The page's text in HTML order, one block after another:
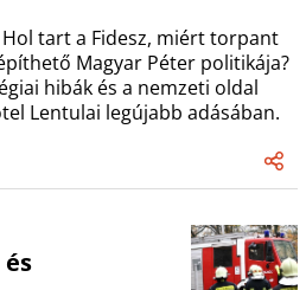
tart a Fidesz, miért torpant
Magyar Péter politikája?
hibák és a nemzeti oldal
Lentulai legújabb adásában.